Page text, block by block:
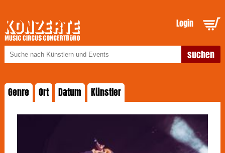
Login
Genre Ort Datum Künstler